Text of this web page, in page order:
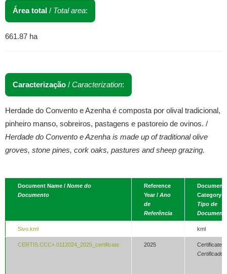
Área total / Total area:
661.87 ha
Caracterização / Caracterization:
Herdade do Convento e Azenha é composta por olival tradicional,
pinheiro manso, sobreiros, pastagens e pastoreio de ovinos. /
Herdade do Convento e Azenha is made up of traditional olive
groves, stone pines, cork oaks, pastures and sheep grazing.
Document Name / Nome do
Documento
Reference
Year / Ano
de
Referência
Document
Category /
Tipo de
Sivo.kml kml
CERTIS.CCC+.0112024_2025_certificate 2025
Certificate /
Certificado